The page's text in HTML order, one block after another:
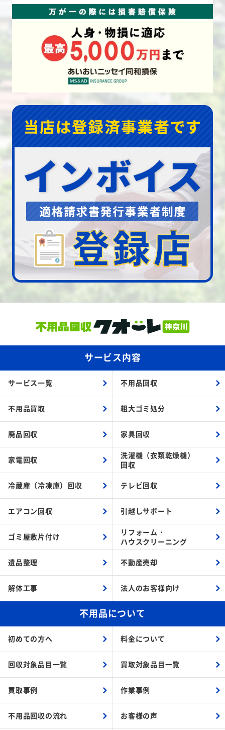
サービス内容
サービス一覧 不用品回収
不用品買取 粗大ゴミ処分
廃品回収 家具回収
家電回収
洗濯機（衣類乾燥機）
回収
冷蔵庫（冷凍庫）回収 テレビ回収
エアコン回収 引越しサポート
ゴミ屋敷片付け
リフォーム・
ハウスクリーニング
遺品整理 不動産売却
解体工事 法人のお客様向け
不用品について
初めての方へ 料金について
回収対象品目一覧 買取対象品目一覧
買取事例 作業事例
不用品回収の流れ お客様の声